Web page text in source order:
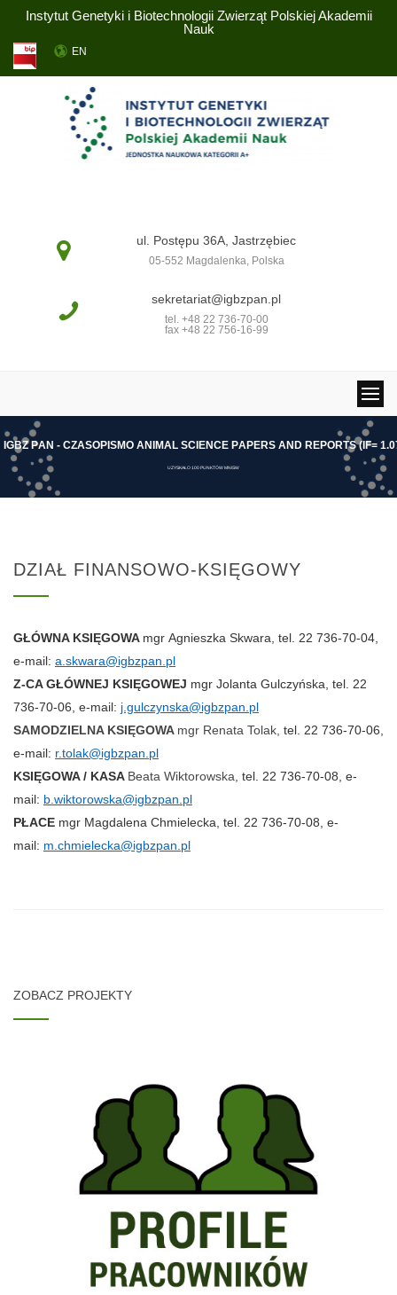
Instytut Genetyki i Biotechnologii Zwierząt Polskiej Akademii
Nauk
EN
ul. Postępu 36A, Jastrzębiec
05-552 Magdalenka, Polska
sekretariat@igbzpan.pl
tel. +48 22 736-70-00
fax +48 22 756-16-99
IGBZ PAN - CZASOPISMO ANIMAL SCIENCE PAPERS AND REPORTS (IF= 1.0
UZYSKAŁO 100 PUNKTÓW MNISW
DZIAŁ FINANSOWO-KSIĘGOWY
GŁÓWNA KSIĘGOWA mgr Agnieszka Skwara, tel. 22 736-70-04,
e-mail: a.skwara@igbzpan.pl
Z-CA GŁÓWNEJ KSIĘGOWEJ mgr Jolanta Gulczyńska, tel. 22
736-70-06, e-mail: j.gulczynska@igbzpan.pl
SAMODZIELNA KSIĘGOWA mgr Renata Tolak, tel. 22 736-70-06,
e-mail: r.tolak@igbzpan.pl
KSIĘGOWA / KASA Beata Wiktorowska, tel. 22 736-70-08, e-
mail: b.wiktorowska@igbzpan.pl
PŁACE mgr Magdalena Chmielecka, tel. 22 736-70-08, e-
mail: m.chmielecka@igbzpan.pl
ZOBACZ PROJEKTY